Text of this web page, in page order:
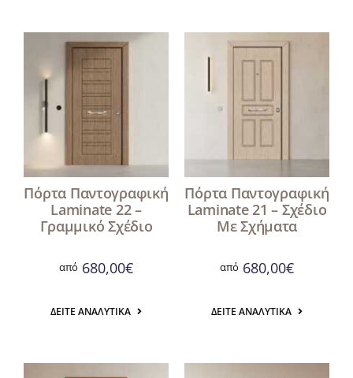
Πόρτα Παντογραφική
Laminate 22 –
Γραμμικό Σχέδιο
από 680,00€
ΔΕΊΤΕ ΑΝΑΛΥΤΙΚΆ
Πόρτα Παντογραφική
Laminate 21 – Σχέδιο
Με Σχήματα
από 680,00€
ΔΕΊΤΕ ΑΝΑΛΥΤΙΚΆ